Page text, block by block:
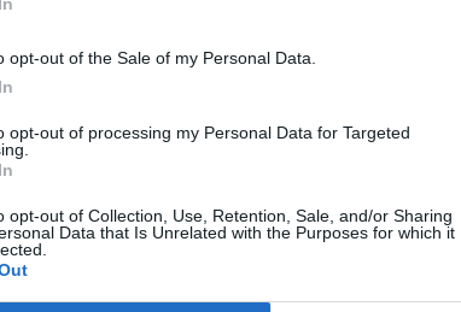
opt-out of the Sale of my Personal Data.
opt-out of processing my Personal Data for Targeted
opt-out of Collection, Use, Retention, Sale, and/or Sharing
Data that Is Unrelated with the Purposes for which it
este artículo?
destacado de Hispanidad
legales